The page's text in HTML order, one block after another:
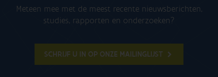
Meteen mee met de meest recente nieuwsberichten,
studies, rapporten en onderzoeken?
SCHRIJF U IN OP ONZE MAILINGLIJST